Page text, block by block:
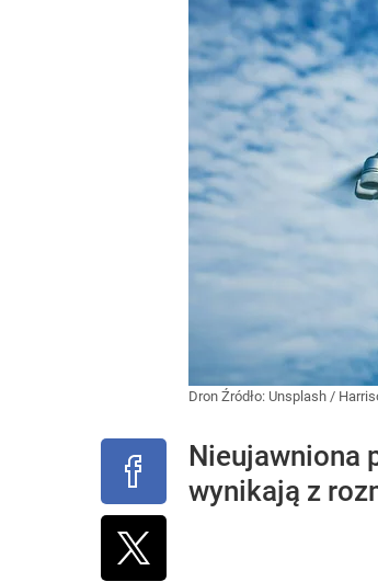
Dron Źródło: Unsplash /
Nieujawniona
wynikają z